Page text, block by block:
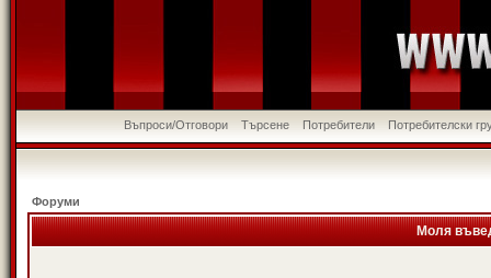
Въпроси/Отговори Търсене Потребители Потребителски
Форуми
Моля